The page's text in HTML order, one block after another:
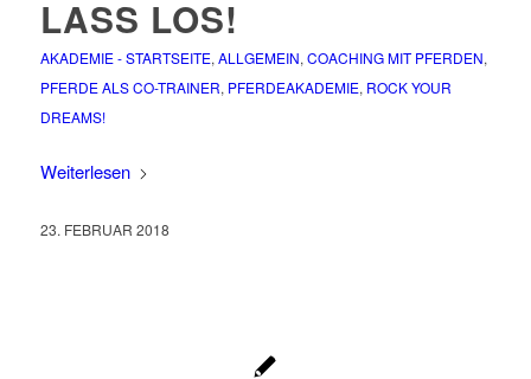
LASS LOS!
AKADEMIE - STARTSEITE, ALLGEMEIN, COACHING MIT PFERDEN,
PFERDE ALS CO-TRAINER, PFERDEAKADEMIE, ROCK YOUR
DREAMS!
Weiterlesen
23. FEBRUAR 2018